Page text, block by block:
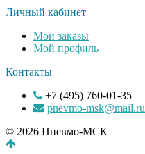
Личный кабинет
Мои заказы
Мой профиль
Контакты
+7 (495) 760-01-35
pnevmo-msk@mail.ru
© 2026 Пневмо-МСК